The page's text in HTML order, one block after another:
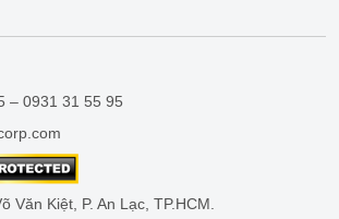
– 0931 31 55 95
Văn Kiệt, P. An Lạc, TP.HCM.